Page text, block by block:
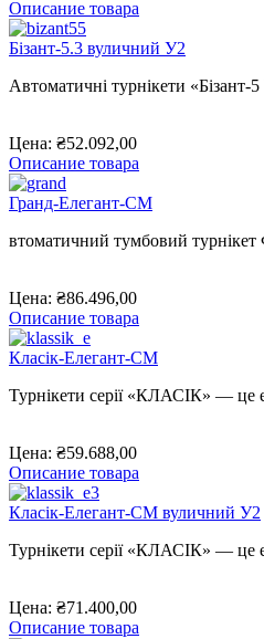
Описание товара
Бізант-5.3 вуличний У2
Автоматичні турнікети «Бізант-
Цена: ₴52.092,00
Описание товара
Гранд-Елегант-CМ
втоматичний тумбовий
Цена: ₴86.496,00
Описание товара
Класік-Елегант-CМ
Турнікети серії «КЛАСІК» — це
Цена: ₴59.688,00
Описание товара
Класік-Елегант-CМ вуличний У2
Турнікети серії «КЛАСІК» — це
Цена: ₴71.400,00
Описание товара